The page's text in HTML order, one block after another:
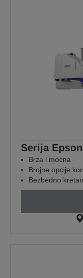
Serija
Brza i moćna
Brojne opcije
Bezbedno